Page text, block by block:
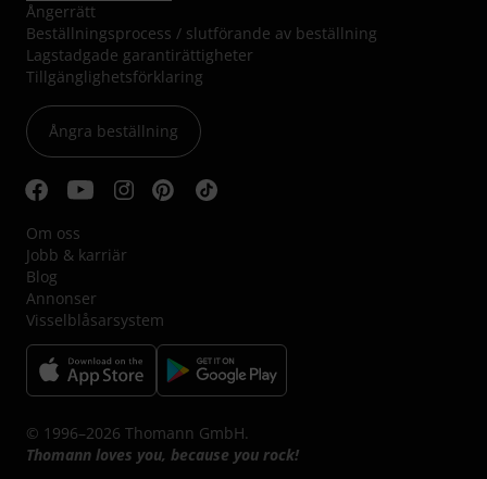
Ångerrätt
Beställningsprocess / slutförande av beställning
Lagstadgade garantirättigheter
Tillgänglighetsförklaring
Ångra beställning
Om oss
Jobb & karriär
Blog
Annonser
Visselblåsarsystem
© 1996–2026 Thomann GmbH.
Thomann loves you, because you rock!